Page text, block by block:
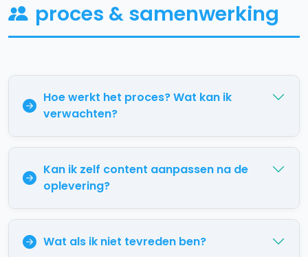
proces & samenwerking
Hoe werkt het proces? Wat kan ik
verwachten?
Kan ik zelf content aanpassen na de
oplevering?
Wat als ik niet tevreden ben?